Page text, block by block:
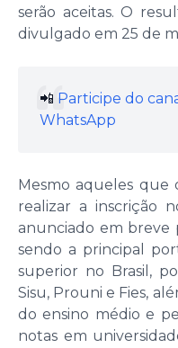
serão aceitas. O
divulgado em 25 de
📲 Participe do
WhatsApp
Mesmo aqueles que
realizar a inscrição
anunciado em breve
sendo a principal
superior no Brasil,
Sisu, Prouni e Fies,
do ensino médio e
notas em